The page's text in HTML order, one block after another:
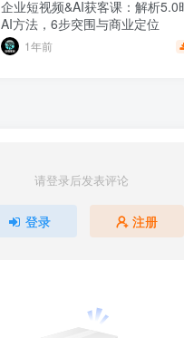
企业短视频&AI获客课：解析5.0
AI方法，6步突围与商业定位
1年前
请登录后发表评论
登录 注册